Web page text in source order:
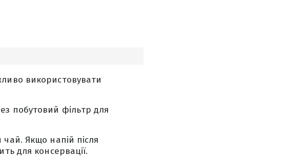
використовувати
побутовий фільтр для
Якщо напій після
для консервації.